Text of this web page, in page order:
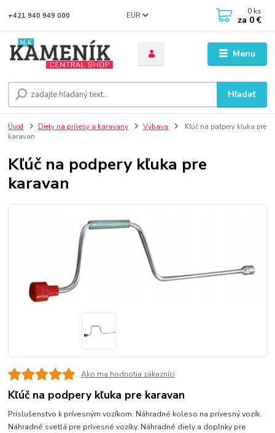
Menu
EUR
Hľadať
+421 940 949 000 0 ks
za 0 €
Úvod Diely na prívesy a karavany Výbava
Kľúč na podpery kľuka pre
karavan
Kľúč na podpery kľuka pre
karavan
Ako ma hodnotia zákazníci
Kľúč na podpery kľuka pre karavan
Príslušenstvo k prívesným vozíkom. Náhradné koleso na prívesný vozík.
Náhradné svetlá pre prívesné vozíky. Náhradné diely a doplnky pre